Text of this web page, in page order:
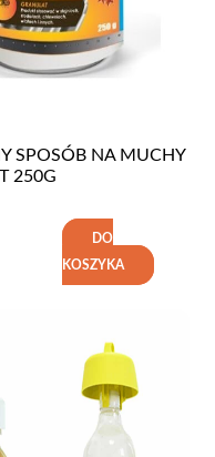
SPOSÓB NA MUCHY
250G
DO
KOSZYKA